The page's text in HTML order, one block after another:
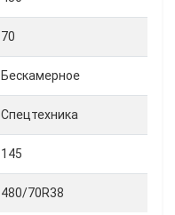
70
Бескамерное
Спецтехника
145
480/70R38